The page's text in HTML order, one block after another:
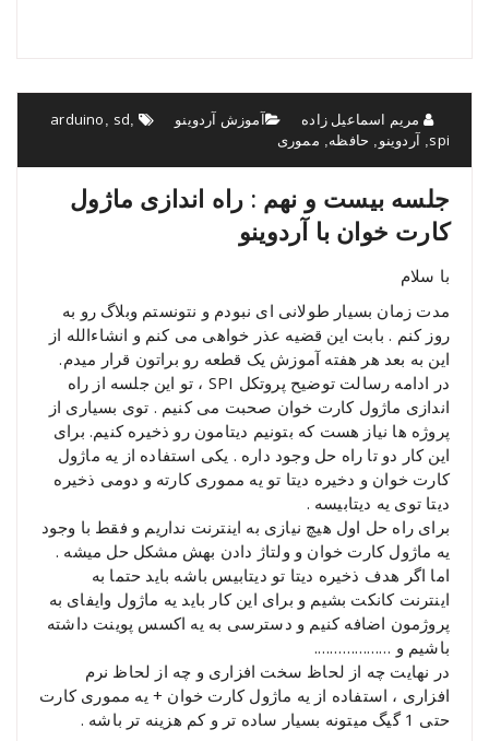
مریم اسماعیل زاده آموزش آردوینو arduino sd
spi آردوینو حافظه مموری
جلسه بیست و نهم : راه اندازی ماژول
کارت خوان با آردوینو
با سلام
مدت زمان بسیار طولانی ای نبودم و نتونستم وبلاگ رو به
روز کنم . بابت این قضیه عذر خواهی می کنم و انشاءالله از
این به بعد هر هفته آموزش یک قطعه رو براتون قرار میدم.
در ادامه رسالت توضیح پروتکل SPI ، تو این جلسه از راه
اندازی ماژول کارت خوان صحبت می کنیم . توی بسیاری از
پروژه ها نیاز هست که بتونیم دیتامون رو ذخیره کنیم. برای
این کار دو تا راه حل وجود داره . یکی استفاده از یه ماژول
کارت خوان و دخیره دیتا تو یه مموری کارته و دومی ذخیره
دیتا توی یه دیتابیسه .
برای راه حل اول هیچ نیازی به اینترنت نداریم و فقط با وجود
یه ماژول کارت خوان و ولتاژ دادن بهش مشکل حل میشه .
اما اگر هدف ذخیره دیتا تو دیتابیس باشه باید حتما به
اینترنت کانکت بشیم و برای این کار باید یه ماژول وایفای به
پروژمون اضافه کنیم و دسترسی به یه اکسس پوینت داشته
باشیم و ……………….
در نهایت چه از لحاظ سخت افزاری و چه از لحاظ نرم
افزاری ، استفاده از یه ماژول کارت خوان + یه مموری کارت
حتی 1 گیگ میتونه بسیار ساده تر و کم هزینه تر باشه .